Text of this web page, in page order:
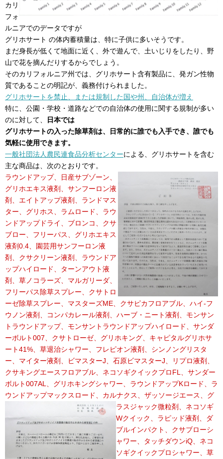
カリ
フォ
ルニアでのデータですが
グリホサート の体内蓄積量は、特に子供に多いそうです。
まだ身長が低くて地面に近く、外で遊んで、土いじりをしたり、野
山で花を摘んだりするからでしょう。
そのカリフォルニア州では、グリホサート含有製品に、発ガン性物
質であることの明記が、義務付けられました。
グリホサートを禁止、または規制した国や州、自治体が増え
特に、公園・学校・道路などでの自治体の使用に関する規制が多い
のに対して、
日本では
グリホサートの入った除草剤は、日常的に誰でも入手でき、誰でも
気軽に使用できます。
一般社団法人農民連食品分析センターによる、グリホサートを含む
主な商品は、次のとおりです。
ラウンドアップ、日産サブゾーン、
グリホエキス液剤、サンフーロン液
剤、エイトアップ液剤、ランドマス
ター、グリホス、ラムロード、ラウ
ンドアップドライ、ブロンコ、クサ
ブロー、フリーパス、グリホエキス
液剤0.4、園芸用サンフーロン液
剤、クサクリーン液剤、ラウンドア
ップハイロード、ターンアウト液
剤、草ノコラーズ、マルガリーダ、
フリーパス除草スプレー、クサトロ
ーゼ除草スプレー、マスターズME、クサピカフロアブル、ハイ-フ
ウノン液剤、コンパカレール液剤、ハーブ・ニート液剤、モンサン
トラウンドアップ、モンサントラウンドアップハイロード、サンダ
ーボルト007、クサトローゼ、グリホキング、キャピタルグリホサ
ート41%、草退治シャワー、フレピオン液剤、シンノングリスタ
ー、マイター液剤、ビマスターJ、石原ビマスターJ、リプロ液剤、
クサキングエースフロアブル、ネコソギクイックプロFL、サンダー
ボルト007AL、グリホキングシャワー、ラウンドアップKロード、ラ
ウンドアップマックスロード、カルナクス、ザッソージエース、グ
ラスジャック微粒剤、 ネコソギ
Wクイック、ラピッド液剤、ダ
ブルインパクト、クサブローシ
ャワー、タッチダウンiQ、ネコ
ソギクイックプロシャワー、草